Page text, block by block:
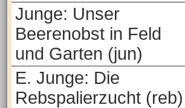
Junge: Unser
Beerenobst in Feld
und Garten (jun)
E. Junge: Die
Rebspalierzucht (reb)